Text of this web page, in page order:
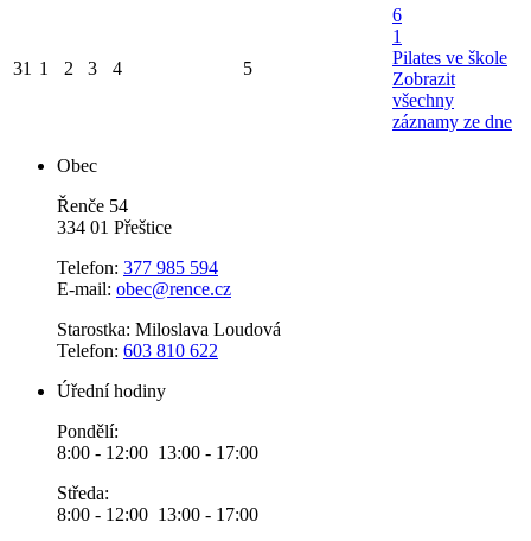
31 1 2 3 4 5
6
1
Pilates ve škole
Zobrazit
všechny
záznamy ze dne
Obec
Řenče 54
334 01 Přeštice
Telefon: 377 985 594
E-mail: obec@rence.cz
Starostka: Miloslava Loudová
Telefon: 603 810 622
Úřední hodiny
Pondělí:
8:00 - 12:00 13:00 - 17:00
Středa:
8:00 - 12:00 13:00 - 17:00